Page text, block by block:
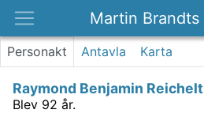
Martin Brandts
Platser
Om
Personakt Antavla Karta
Raymond Benjamin Reichelt
Blev 92 år.